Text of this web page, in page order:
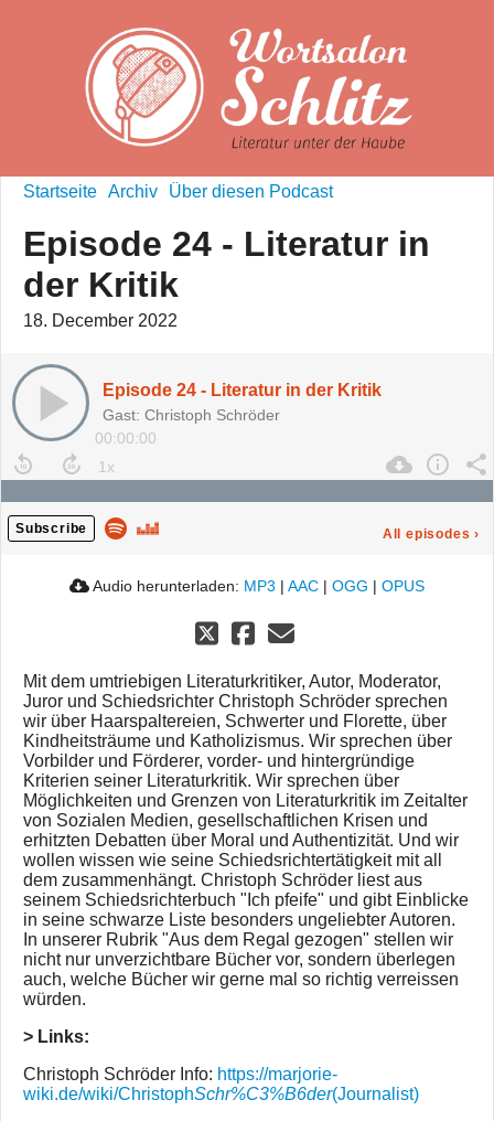
Startseite Archiv Über diesen Podcast
Episode 24 - Literatur in
der Kritik
18. December 2022
Episode 24 - Literatur in der Kritik
Gast: Christoph Schröder
00:00:00
Subscribe All episodes ›
Audio herunterladen: MP3 | AAC | OGG | OPUS
Mit dem umtriebigen Literaturkritiker, Autor, Moderator,
Juror und Schiedsrichter Christoph Schröder sprechen
wir über Haarspaltereien, Schwerter und Florette, über
Kindheitsträume und Katholizismus. Wir sprechen über
Vorbilder und Förderer, vorder- und hintergründige
Kriterien seiner Literaturkritik. Wir sprechen über
Möglichkeiten und Grenzen von Literaturkritik im Zeitalter
von Sozialen Medien, gesellschaftlichen Krisen und
erhitzten Debatten über Moral und Authentizität. Und wir
wollen wissen wie seine Schiedsrichtertätigkeit mit all
dem zusammenhängt. Christoph Schröder liest aus
seinem Schiedsrichterbuch "Ich pfeife" und gibt Einblicke
in seine schwarze Liste besonders ungeliebter Autoren.
In unserer Rubrik "Aus dem Regal gezogen" stellen wir
nicht nur unverzichtbare Bücher vor, sondern überlegen
auch, welche Bücher wir gerne mal so richtig verreissen
würden.
> Links:
Christoph Schröder Info: https://marjorie-
wiki.de/wiki/ChristophSchr%C3%B6der(Journalist)